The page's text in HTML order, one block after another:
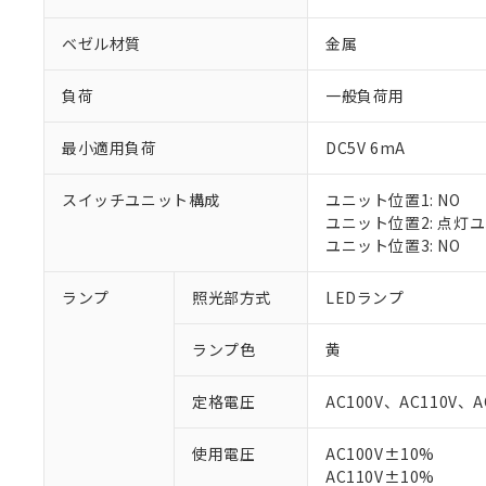
ベゼル材質 金属
負荷 一般負荷用
最小適用負荷 DC5V 6mA
スイッチユニット構成
ユニット位置1: NO
ユニット位置2: 点灯
ユニット位置3: NO
ランプ 照光部方式 LEDランプ
ランプ色 黄
定格電圧 AC100V、AC110V、
使用電圧
AC100V±10%
AC110V±10%
ご利用条件
※1 対応状況
対応予定なし：
調査・確認中：
非該当品：ライセ
仕入先様の事情に
※1 中国